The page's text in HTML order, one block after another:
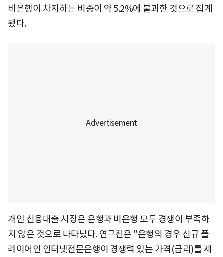
비은행이 차지하는 비중이 약 5.2%에 불과한 것으로 집계
됐다.
개인 신용대출 시장은 은행과 비은행 모두 경쟁이 부족하
지 않은 것으로 나타났다. 연구진은 "은행의 경우 신규 플
레이어인 인터넷전문은행이 경쟁력 있는 가격(금리)를 제